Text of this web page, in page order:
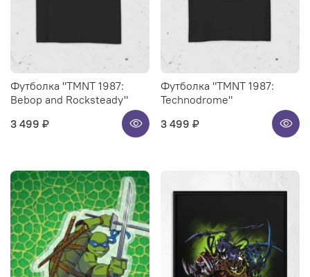
Футболка "TMNT 1987:
Bebop and Rocksteady"
3 499 ₽
Футболка "TMNT 1987:
Technodrome"
3 499 ₽